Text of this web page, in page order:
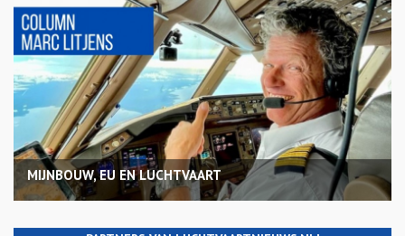
MIJNBOUW, EU EN LUCHTVAART